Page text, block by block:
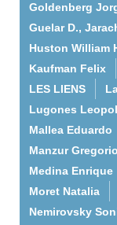
Goldenberg
Guelar D.,
Huston William
Kaufman Felix
LES LIENS
Lugones
Mallea Eduardo
Manzur Gregorio
Medina Enrique
Moret Natalia
Nemirovsky